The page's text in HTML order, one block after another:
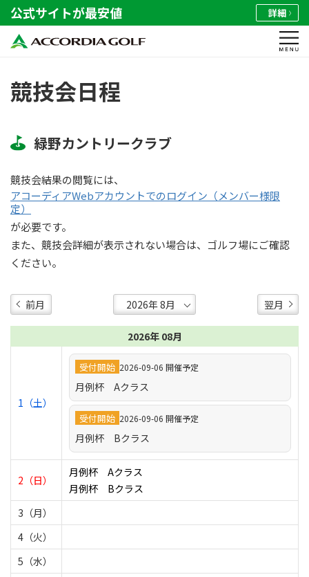
公式サイトが最安値 詳細
競技会日程
緑野カントリークラブ
競技会結果の閲覧には、
アコーディアWebアカウントでのログイン（メンバー様限
定）
が必要です。
また、競技会詳細が表示されない場合は、ゴルフ場にご確認
ください。
前月 翌月
2026年 08月
1（土）
受付開始 2026-09-06 開催予定
月例杯 Aクラス
受付開始 2026-09-06 開催予定
月例杯 Bクラス
2（日）
月例杯 Aクラス
月例杯 Bクラス
3（月）
4（火）
5（水）